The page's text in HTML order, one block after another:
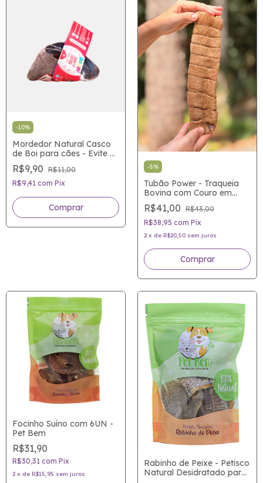
-10%
Mordedor Natural Casco
de Boi para cães - Evite o
estresse e o tédio do seu
Dog de forma saudável!
R$9,90 R$11,00
R$9,41 com Pix
-5%
Tubão Power - Traqueia
Bovina com Couro em
Espiral - Mordedor 100%
natural para cães
R$41,00 R$43,00
R$38,95 com Pix
2 x de R$20,50 sem juros
Focinho Suíno com 6UN -
Pet Bem
R$31,90
R$30,31 com Pix
2 x de R$15,95 sem juros
Rabinho de Peixe - Petisco
Natural Desidratado para